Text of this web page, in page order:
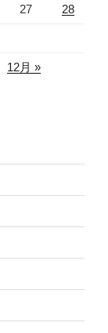
27 28
12月 »